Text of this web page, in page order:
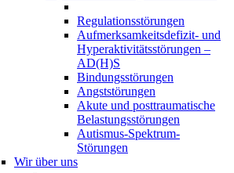
Regulationsstörungen
Aufmerksamkeitsdefizit- und
Hyperaktivitätsstörungen –
AD(H)S
Bindungsstörungen
Angststörungen
Akute und posttraumatische
Belastungsstörungen
Autismus-Spektrum-
Störungen
Wir über uns